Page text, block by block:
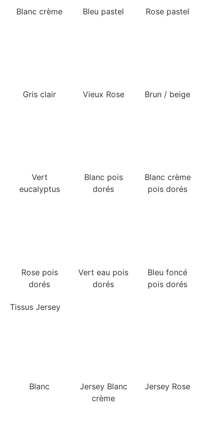
Blanc crème Bleu pastel Rose pastel
Gris clair Vieux Rose Brun / beige
Vert
eucalyptus
Blanc pois
Blanc crème
pois dorés
dorés
Vert eau pois
dorés
Bleu foncé
pois dorés
Tissus Jersey
Jersey Blanc
Jersey Rose